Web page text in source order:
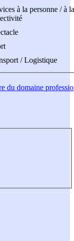
à la personne / à la
/ Logistique
du domaine